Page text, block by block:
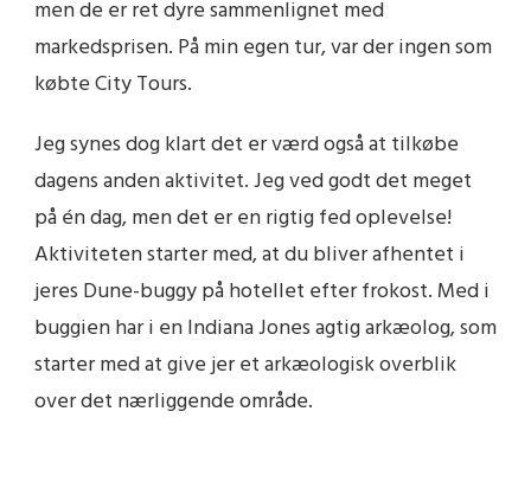
men de er ret dyre sammenlignet med
markedsprisen. På min egen tur, var der ingen som
købte City Tours.
Jeg synes dog klart det er værd også at tilkøbe
dagens anden aktivitet. Jeg ved godt det meget
på én dag, men det er en rigtig fed oplevelse!
Aktiviteten starter med, at du bliver afhentet i
jeres Dune-buggy på hotellet efter frokost. Med i
buggien har i en Indiana Jones agtig arkæolog, som
starter med at give jer et arkæologisk overblik
over det nærliggende område.